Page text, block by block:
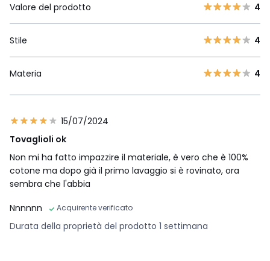
Valore del prodotto
4
Stile 4
Materia 4
15/07/2024
Tovaglioli ok
Non mi ha fatto impazzire il materiale, è vero che è 100%
cotone ma dopo già il primo lavaggio si è rovinato, ora
sembra che l'abbia
Nnnnnn
Acquirente verificato
Durata della proprietà del prodotto 1 settimana